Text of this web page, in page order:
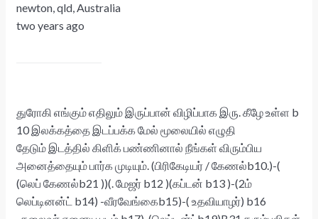
newton, qld, Australia
two years ago
துரோகி எங்கும் எதிலும் இருப்பான் விழிப்பாக இரு. கீழே உள்ள b
10 இலக்கத்தை இடப்பக்க மேல் மூலையில் எழுதி
தேடும் இடத்தில் கிளிக் பண்ணினால் நீங்கள் விரும்பிய
அனைத்தையும் பார்க முடியும். (பிரிகேடியர் / கேணல்b10.)-(
(லெப் கேணல்b21 ))(. மேஜர் b12 )(கப்டன் b13 )-(2ம்
லெப்டினன்ட் b14) -வீரவேங்கைb15)-( உதவியாழர்) b16